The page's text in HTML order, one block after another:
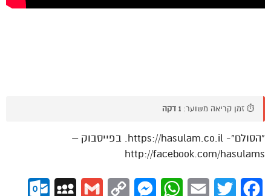
⏱️ זמן קריאה משוער: 1 דקה
“הסולם”- https://hasulam.co.il. בפייסבוק –
http://facebook.com/hasulams
Facebook
Twitter
Email
WhatsApp
Messenger
Copy
Gmail
MySpace